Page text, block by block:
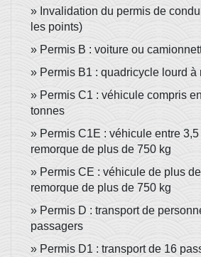
Invalidation du permis de
les points)
Permis B : voiture ou
Permis B1 : quadricycle lourd à
Permis C1 : véhicule compris
tonnes
Permis C1E : véhicule entre
remorque de plus de 750 kg
Permis CE : véhicule de plus
remorque de plus de 750 kg
Permis D : transport de
passagers
Permis D1 : transport de 16